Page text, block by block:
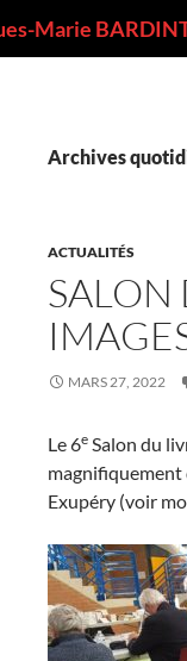
Marie
Archives
ACTUALITÉS
SALON
MARS 27, 2022
Le 6e Salon du
magnifiquement
Exupéry (voir